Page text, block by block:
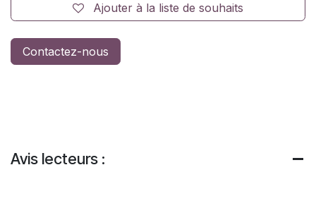
Ajouter à la liste de souhaits
Contactez-nous
Avis lecteurs :